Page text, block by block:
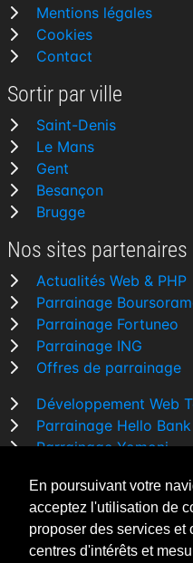
En poursuivant votre
acceptez l'utilisation de
proposer des services et
centres d'intérêts et
Mentions légales
Cookies
Contact
Sortir par ville
Saint-Denis
Le Mans
Gent
Besançon
Brugge
Nos sites partenaires
Actualités Web & PHP
Parrainage
Parrainage Fortuneo
Parrainage ING
Offres de parrainage
Développement Web
Parrainage Hello Bank
Parrainage Yomoni
Comparatif banque